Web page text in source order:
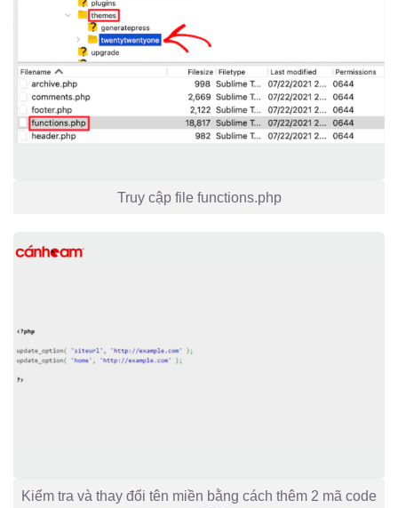
Truy cập file functions.php
Kiểm tra và thay đổi tên miền bằng cách thêm 2 mã code